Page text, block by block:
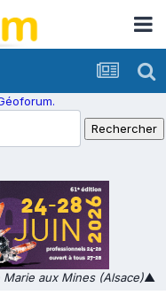
aux Mines (Alsace)▲